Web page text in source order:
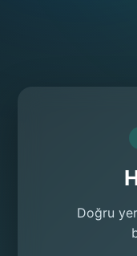
Doğru